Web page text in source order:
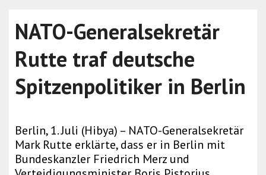
NATO-Generalsekretär
Rutte traf deutsche
Spitzenpolitiker in Berlin
Berlin, 1. Juli (Hibya) – NATO-Generalsekretär
Mark Rutte erklärte, dass er in Berlin mit
Bundeskanzler Friedrich Merz und